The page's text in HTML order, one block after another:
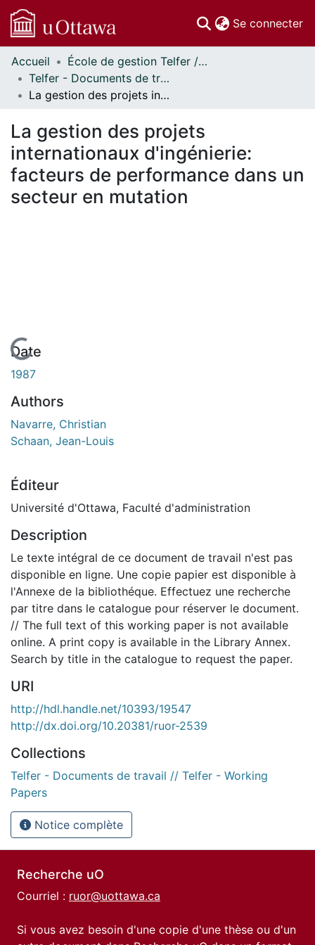
Se connecter
Communautés
et collections
Parcourir
À propos
Accueil
École de gestion Telfer // Telfer School of Management
Telfer - Documents de travail // Telfer - Working Papers
La gestion des projets internationaux d'ingénierie: facteurs de performance dans un secteur en mutation
La gestion des projets
internationaux d'ingénierie:
facteurs de performance dans un
secteur en mutation
En cours de chargement...
Date
1987
Authors
Navarre, Christian
Schaan, Jean-Louis
Éditeur
Université d'Ottawa, Faculté d'administration
Description
Le texte intégral de ce document de travail n'est pas
disponible en ligne. Une copie papier est disponible à
l'Annexe de la bibliothéque. Effectuez une recherche
par titre dans le catalogue pour réserver le document.
// The full text of this working paper is not available
online. A print copy is available in the Library Annex.
Search by title in the catalogue to request the paper.
URI
http://hdl.handle.net/10393/19547
http://dx.doi.org/10.20381/ruor-2539
Collections
Telfer - Documents de travail // Telfer - Working
Papers
Notice complète
Recherche uO
Courriel : ruor@uottawa.ca
Si vous avez besoin d'une copie d'une thèse ou d'un